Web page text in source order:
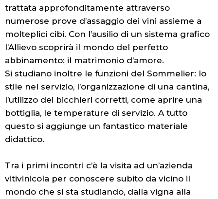
trattata approfonditamente attraverso
numerose prove d’assaggio dei vini assieme a
molteplici cibi. Con l’ausilio di un sistema grafico
l’Allievo scoprirà il mondo del perfetto
abbinamento: il matrimonio d’amore.
Si studiano inoltre le funzioni del Sommelier: lo
stile nel servizio, l’organizzazione di una cantina,
l’utilizzo dei bicchieri corretti, come aprire una
bottiglia, le temperature di servizio. A tutto
questo si aggiunge un fantastico materiale
didattico.
Tra i primi incontri c’è la visita ad un’azienda
vitivinicola per conoscere subito da vicino il
mondo che si sta studiando, dalla vigna alla